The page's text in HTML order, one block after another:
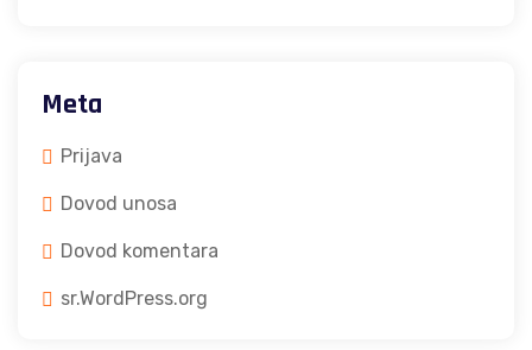
Meta
Prijava
Dovod unosa
Dovod komentara
sr.WordPress.org